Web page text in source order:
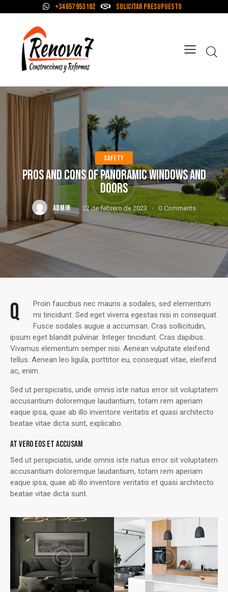
+34 657 953 182 Solicitar Presupuesto
SAFETY
PROS AND CONS OF PANORAMIC WINDOWS AND
DOORS
ADMIN 22 de febrero de 2023 0 Comments
Q
Proin faucibus nec mauris a sodales, sed elementum
mi tincidunt. Sed eget viverra egestas nisi in consequat.
Fusce sodales augue a accumsan. Cras sollicitudin,
ipsum eget blandit pulvinar. Integer tincidunt. Cras dapibus.
Vivamus elementum semper nisi. Aenean vulputate eleifend
tellus. Aenean leo ligula, porttitor eu, consequat vitae, eleifend
ac, enim.
Sed ut perspiciatis, unde omnis iste natus error sit voluptatem
accusantium doloremque laudantium, totam rem aperiam
eaque ipsa, quae ab illo inventore veritatis et quasi architecto
beatae vitae dicta sunt, explicabo.
AT VERO EOS ET ACCUSAM
Sed ut perspiciatis, unde omnis iste natus error sit voluptatem
accusantium doloremque laudantium, totam rem aperiam
eaque ipsa, quae ab illo inventore veritatis et quasi architecto
beatae vitae dicta sunt.